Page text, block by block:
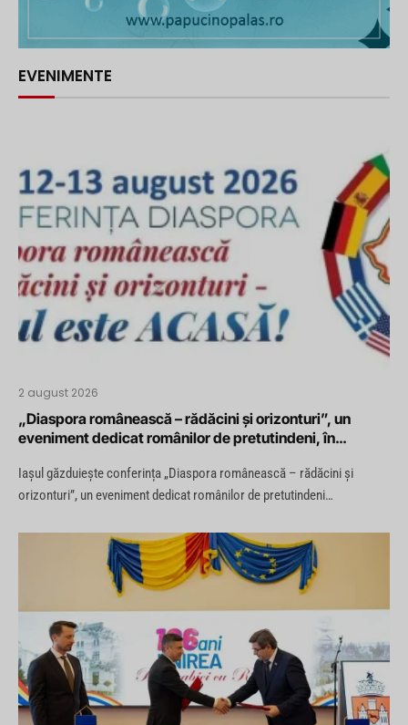
EVENIMENTE
2 august 2026
„Diaspora românească – rădăcini și orizonturi”, un
eveniment dedicat românilor de pretutindeni, în
Iașul găzduiește conferința „Diaspora românească – rădăcini și
orizonturi”, un eveniment dedicat românilor de pretutindeni…